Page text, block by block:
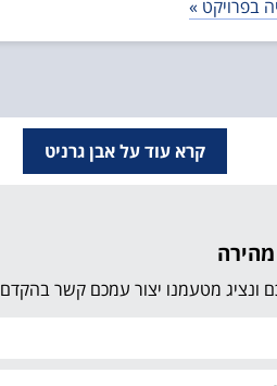
בפרויקט »
קרא עוד על אבן גרניט
ונציג מטעמנו יצור עמכם קשר בהקדם